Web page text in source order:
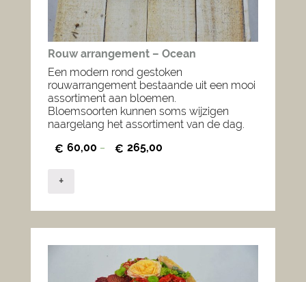
Rouw arrangement – Ocean
Een modern rond gestoken
rouwarrangement bestaande uit een mooi
assortiment aan bloemen.
Bloemsoorten kunnen soms wijzigen
naargelang het assortiment van de dag.
€ 60,00 – € 265,00
+